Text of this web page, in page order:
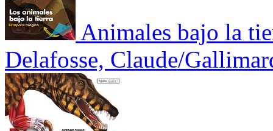
Animales bajo la
Delafosse, Claude/